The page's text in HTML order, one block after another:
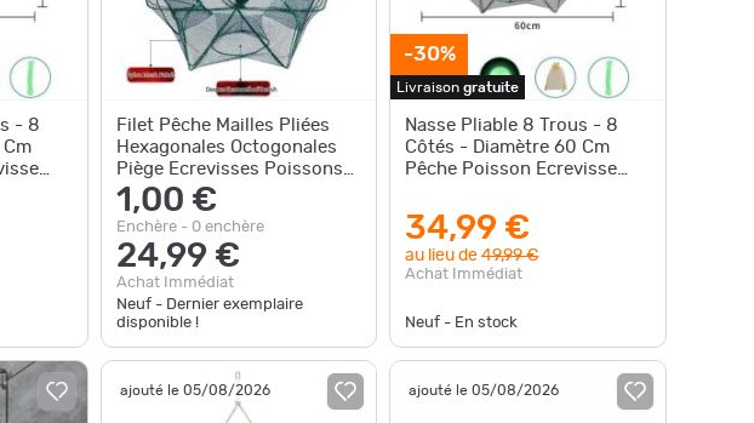
- 8
Filet Pêche Mailles Pliées
Hexagonales Octogonales
Piège Ecrevisses Poissons
Automatique Pratique
1,00 €
Enchère - 0 enchère
24,99 €
Achat Immédiat
Neuf - Dernier exemplaire
disponible !
-30%
Livraisongratuite
Nasse Pliable 8 Trous - 8
Côtés - Diamètre 60 Cm
Pêche Poisson Ecrevisse
OFFERTE
34,99 €
au lieu de49,99 €
Achat Immédiat
Neuf - En stock
ajouté le 05/08/2026 ajouté le 05/08/2026